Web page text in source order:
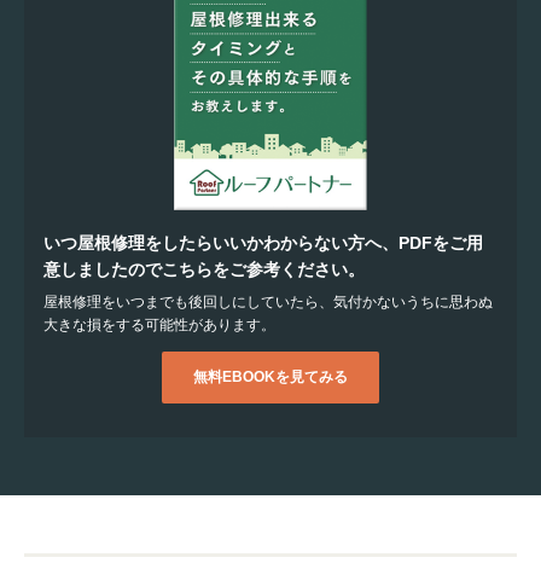
いつ屋根修理をしたらいいかわからない方へ、PDFをご用
意しましたのでこちらをご参考ください。
屋根修理をいつまでも後回しにしていたら、気付かないうちに思わぬ
大きな損をする可能性があります。
無料EBOOKを見てみる